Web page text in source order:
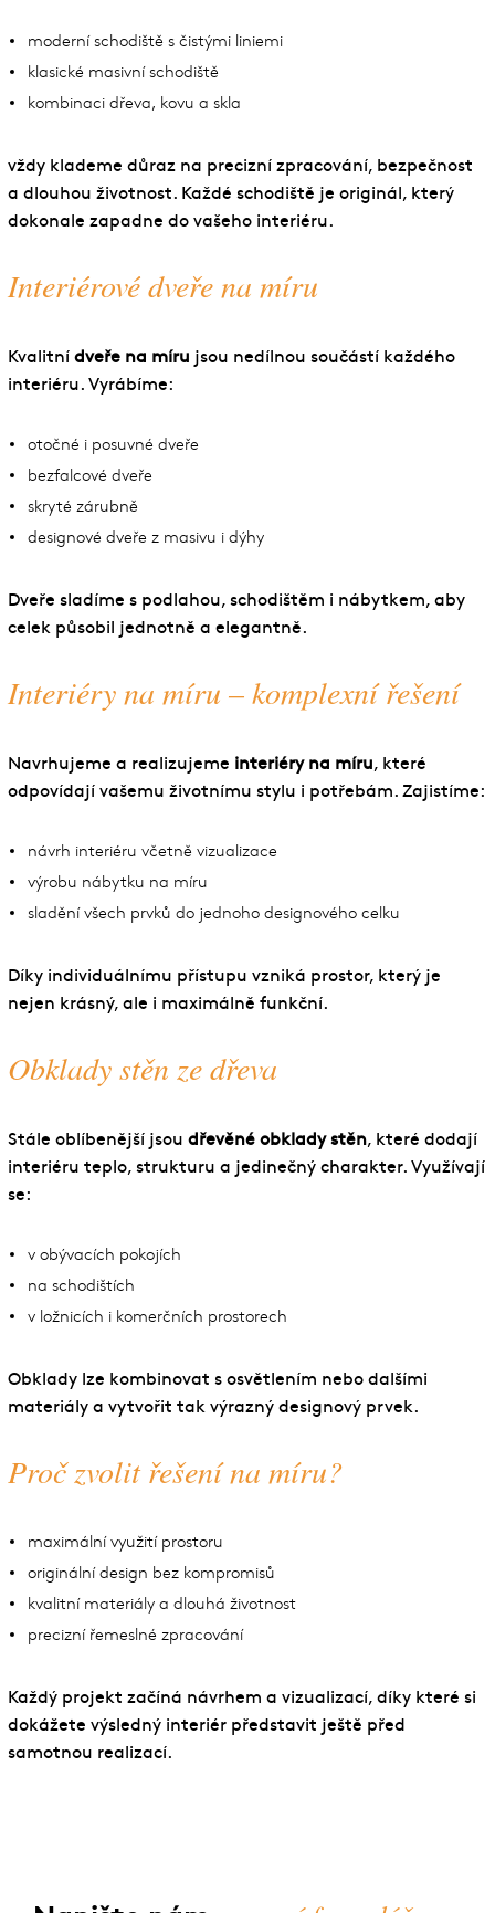
moderní schodiště s čistými liniemi
klasické masivní schodiště
kombinaci dřeva, kovu a skla
vždy klademe důraz na precizní zpracování, bezpečnost
a dlouhou životnost. Každé schodiště je originál, který
dokonale zapadne do vašeho interiéru.
Interiérové dveře na míru
Kvalitní dveře na míru jsou nedílnou součástí každého
interiéru. Vyrábíme:
otočné i posuvné dveře
bezfalcové dveře
skryté zárubně
designové dveře z masivu i dýhy
Dveře sladíme s podlahou, schodištěm i nábytkem, aby
celek působil jednotně a elegantně.
Interiéry na míru – komplexní řešení
Navrhujeme a realizujeme interiéry na míru, které
odpovídají vašemu životnímu stylu i potřebám. Zajistíme:
návrh interiéru včetně vizualizace
výrobu nábytku na míru
sladění všech prvků do jednoho designového celku
Díky individuálnímu přístupu vzniká prostor, který je
nejen krásný, ale i maximálně funkční.
Obklady stěn ze dřeva
Stále oblíbenější jsou dřevěné obklady stěn, které dodají
interiéru teplo, strukturu a jedinečný charakter. Využívají
se:
v obývacích pokojích
na schodištích
v ložnicích i komerčních prostorech
Obklady lze kombinovat s osvětlením nebo dalšími
materiály a vytvořit tak výrazný designový prvek.
Proč zvolit řešení na míru?
maximální využití prostoru
originální design bez kompromisů
kvalitní materiály a dlouhá životnost
precizní řemeslné zpracování
Každý projekt začíná návrhem a vizualizací, díky které si
dokážete výsledný interiér představit ještě před
samotnou realizací.